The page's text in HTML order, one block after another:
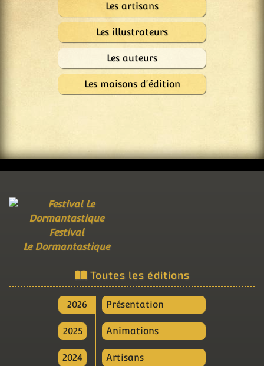
Les artisans
Les illustrateurs
Les auteurs
Les maisons d'édition
Festival
Le Dormantastique
Toutes les éditions
2026
2025
2024
Présentation
Animations
Artisans